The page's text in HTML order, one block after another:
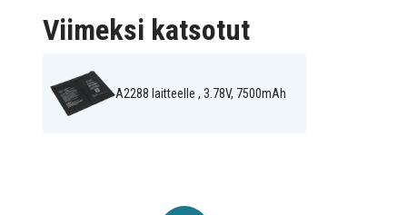
Viimeksi katsotut
A2288 laitteelle , 3.78V, 7500mAh